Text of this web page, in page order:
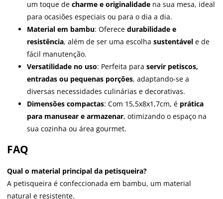
um toque de charme e originalidade na sua mesa, ideal
para ocasiões especiais ou para o dia a dia.
Material em bambu: Oferece durabilidade e
resistência, além de ser uma escolha sustentável e de
fácil manutenção.
Versatilidade no uso: Perfeita para servir petiscos,
entradas ou pequenas porções, adaptando-se a
diversas necessidades culinárias e decorativas.
Dimensões compactas: Com 15,5x8x1,7cm, é prática
para manusear e armazenar, otimizando o espaço na
sua cozinha ou área gourmet.
FAQ
Qual o material principal da petisqueira?
A petisqueira é confeccionada em bambu, um material
natural e resistente.